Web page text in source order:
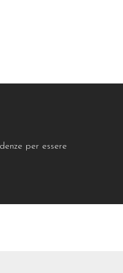
per essere